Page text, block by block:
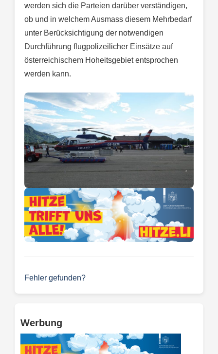
werden sich die Parteien darüber verständigen,
ob und in welchem Ausmass diesem Mehrbedarf
unter Berücksichtigung der notwendigen
Durchführung flugpolizeilicher Einsätze auf
österreichischem Hoheitsgebiet entsprochen
werden kann.
Fehler gefunden?
Werbung